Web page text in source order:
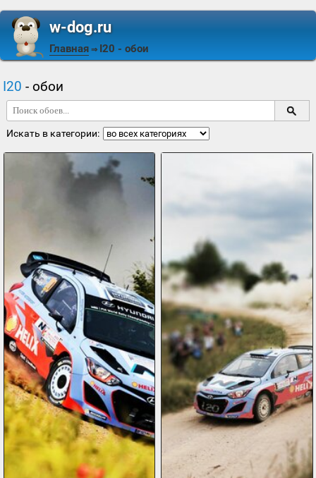
w-dog.ru
Главная ⇒ I20 - обои
I20 - обои
Искать в категории: